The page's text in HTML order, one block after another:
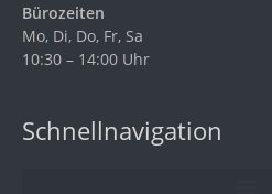
Bürozeiten
Mo, Di, Do, Fr, Sa
10:30 – 14:00 Uhr
Schnellnavigation